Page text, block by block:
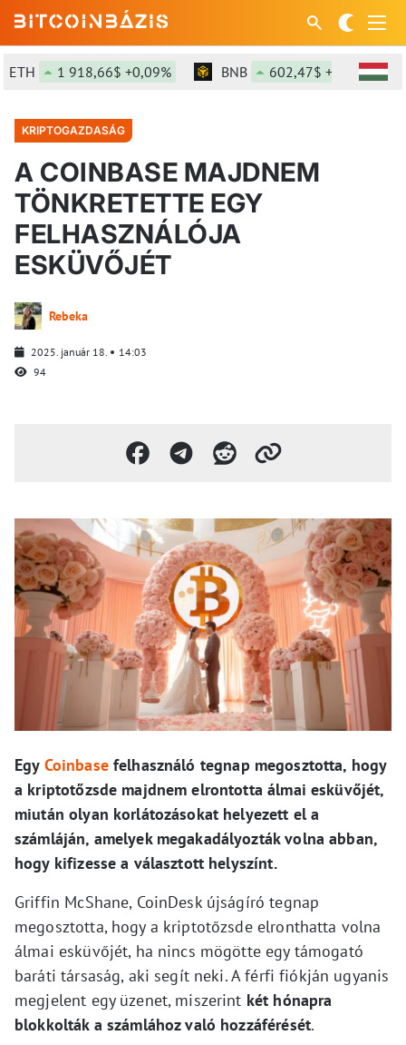
1 918,66$ +0,09% BNB 602,47$ +1,64%
KRIPTOGAZDASÁG
A COINBASE MAJDNEM
TÖNKRETETTE EGY
FELHASZNÁLÓJA
ESKÜVŐJÉT
Rebeka
2025. január 18.
14:03
94
Egy Coinbasefelhasználó tegnap megosztotta, hogy
a kriptotőzsde majdnem elrontotta álmai esküvőjét,
miután olyan korlátozásokat helyezett el a
számláján, amelyek megakadályozták volna abban,
hogy kifizesse a választott helyszínt.
Griffin McShane, CoinDesk újságíró tegnap
megosztotta, hogy a kriptotőzsde elronthatta volna
álmai esküvőjét, ha nincs mögötte egy támogató
baráti társaság, aki segít neki. A férfi fiókján ugyanis
megjelent egy üzenet, miszerint két hónapra
blokkolták a számlához való hozzáférését.